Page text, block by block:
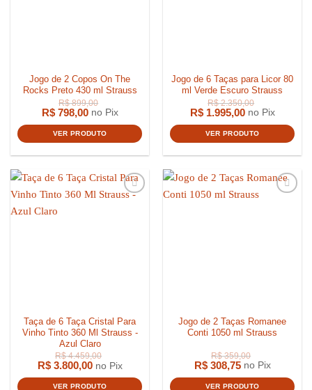
Jogo de 2 Copos On The
Rocks Preto 430 ml Strauss
R$899,00
R$798,00 no Pix
VER PRODUTO
Jogo de 6 Taças para Licor 80
ml Verde Escuro Strauss
R$1.995,00 no Pix
VER PRODUTO
Taça de 6 Taça Cristal Para
Vinho Tinto 360 Ml Strauss -
Azul Claro
R$3.800,00 no Pix
VER PRODUTO
Jogo de 2 Taças Romanee
Conti 1050 ml Strauss
R$308,75 no Pix
VER PRODUTO